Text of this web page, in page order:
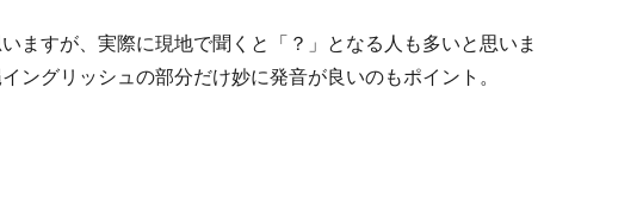
ますが、実際に現地で聞くと「？」となる人も多いと思いま
ングリッシュの部分だけ妙に発音が良いのもポイント。